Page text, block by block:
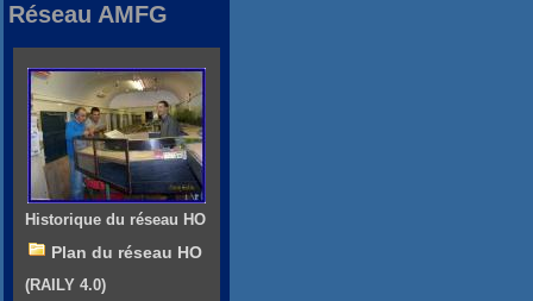
Réseau AMFG
Historique du réseau HO
Plan du réseau HO
(RAILY 4.0)